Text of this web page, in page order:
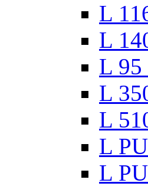
L
L
L 95
L
L
L
L